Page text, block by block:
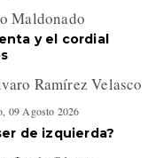
Maldonado
y el cordial
Ramírez Velasco
09 Agosto 2026
de izquierda?